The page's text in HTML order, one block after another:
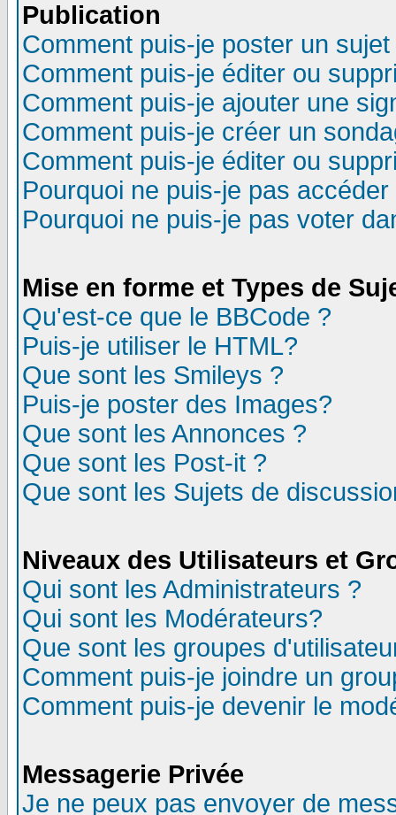
Publication
Comment puis-je poster un
Comment puis-je éditer ou
Comment puis-je ajouter une
Comment puis-je créer un
Comment puis-je éditer ou
Pourquoi ne puis-je pas
Pourquoi ne puis-je pas voter
Mise en forme et Types de
Qu'est-ce que le BBCode ?
Puis-je utiliser le HTML?
Que sont les Smileys ?
Puis-je poster des Images?
Que sont les Annonces ?
Que sont les Post-it ?
Que sont les Sujets de
Niveaux des Utilisateurs et
Qui sont les Administrateurs ?
Qui sont les Modérateurs?
Que sont les groupes
Comment puis-je joindre un
Comment puis-je devenir le
Messagerie Privée
Je ne peux pas envoyer de